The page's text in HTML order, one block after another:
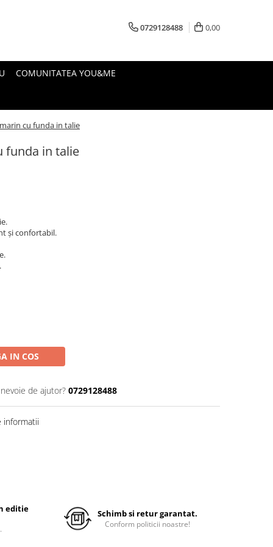
0729128488 0,00
COMUNITATEA YOU&ME
cu funda in talie
funda in talie
și confortabil.
IN COS
de ajutor? 0729128488
informatii
editie Schimb si retur garantat.
Conform politicii noastre!